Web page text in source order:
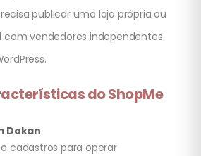
publicar uma loja própria ou
com vendedores independentes
do ShopMe
Dokan
cadastros para operar